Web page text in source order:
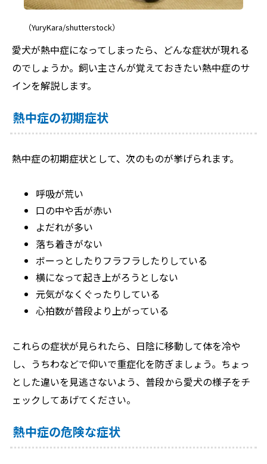
（YuryKara/shutterstock）
愛犬が熱中症になってしまったら、どんな症状が現れる
のでしょうか。飼い主さんが覚えておきたい熱中症のサ
インを解説します。
熱中症の初期症状
熱中症の初期症状として、次のものが挙げられます。
呼吸が荒い
口の中や舌が赤い
よだれが多い
落ち着きがない
ボーっとしたりフラフラしたりしている
横になって起き上がろうとしない
元気がなくぐったりしている
心拍数が普段より上がっている
これらの症状が見られたら、日陰に移動して体を冷や
し、うちわなどで仰いで重症化を防ぎましょう。ちょっ
とした違いを見逃さないよう、普段から愛犬の様子をチ
ェックしてあげてください。
熱中症の危険な症状